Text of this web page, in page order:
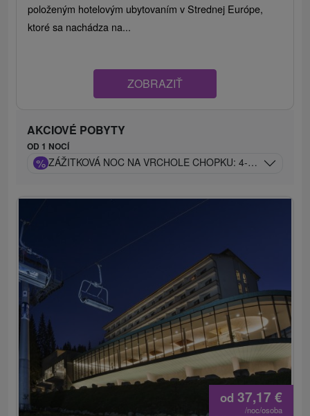
položeným hotelovým ubytovaním v Strednej Európe,
ktoré sa nachádza na...
ZOBRAZIŤ
AKCIOVÉ POBYTY
OD 1 NOCÍ
% ZÁŽITKOVÁ NOC NA VRCHOLE CHOPKU: 4-CHODOVÁ
od 37,17 €
/noc/osoba